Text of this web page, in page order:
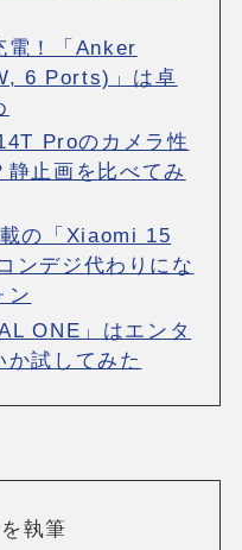
電！「Anker
6 Ports)」は卓
Proのカメラ性
止画を比べてみ
の「Xiaomi 15
ンデジ代わりにな
ン
ONE」はエンタ
か試してみた
執筆